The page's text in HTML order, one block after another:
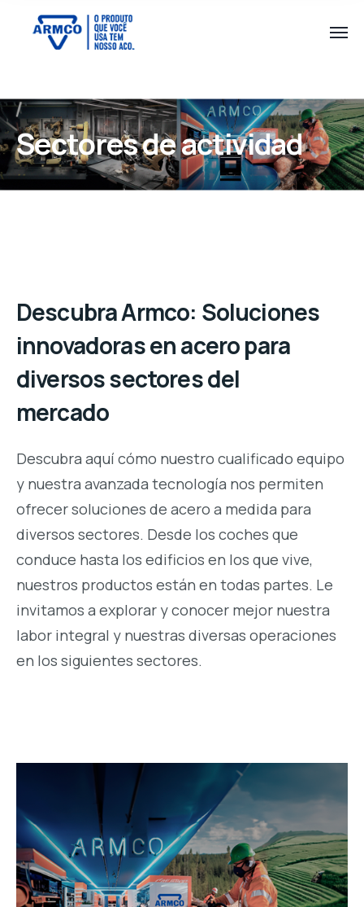
Sectores de actividad
Descubra Armco: Soluciones
innovadoras en acero para
diversos sectores del
mercado
Descubra aquí cómo nuestro cualificado equipo
y nuestra avanzada tecnología nos permiten
ofrecer soluciones de acero a medida para
diversos sectores. Desde los coches que
conduce hasta los edificios en los que vive,
nuestros productos están en todas partes. Le
invitamos a explorar y conocer mejor nuestra
labor integral y nuestras diversas operaciones
en los siguientes sectores.